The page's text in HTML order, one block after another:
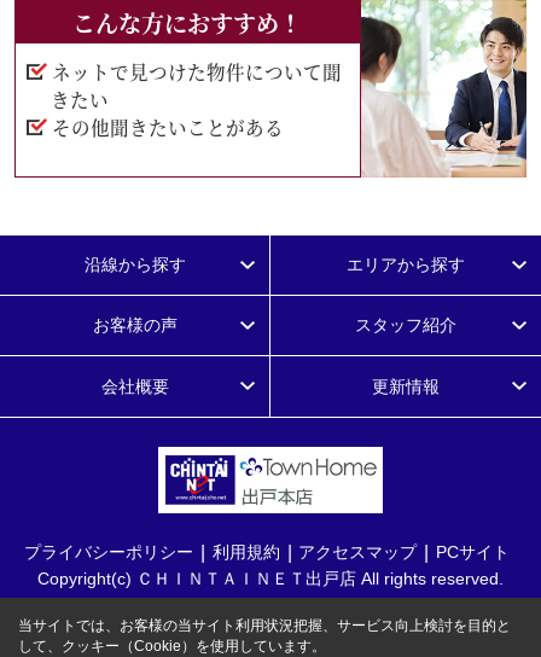
こんな方におすすめ！
ネットで見つけた物件について聞
きたい
その他聞きたいことがある
沿線から探す エリアから探す
お客様の声 スタッフ紹介
会社概要 更新情報
プライバシーポリシー 利用規約 アクセスマップ
PCサイト
Copyright(c) ＣＨＩＮＴＡＩＮＥＴ出戸店 All rights reserved.
当サイトでは、お客様の当サイト利用状況把握、サービス向上検討を目的と
して、クッキー（Cookie）を使用しています。